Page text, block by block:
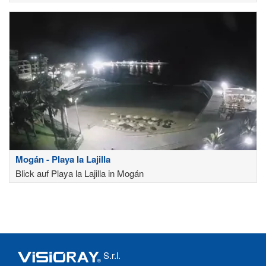
Mogán - Playa la Lajilla
Blick auf Playa la Lajilla in Mogán
S.r.l.